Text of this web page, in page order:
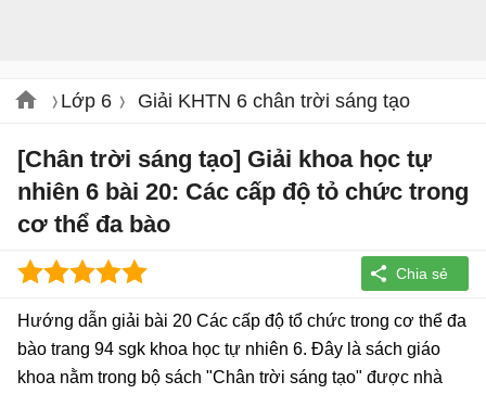
Lớp 6 Giải KHTN 6 chân trời sáng tạo
[Chân trời sáng tạo] Giải khoa học tự
nhiên 6 bài 20: Các cấp độ tỏ chức trong
cơ thể đa bào
Hướng dẫn giải bài 20 Các cấp độ tổ chức trong cơ thể đa
bào trang 94 sgk khoa học tự nhiên 6. Đây là sách giáo
khoa nằm trong bộ sách "Chân trời sáng tạo" được nhà